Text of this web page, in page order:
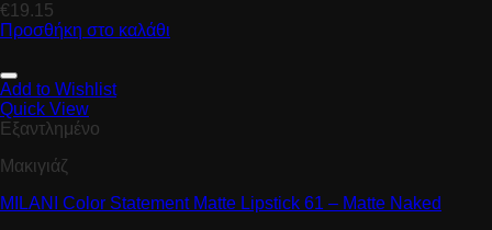
€19.15
Προσθήκη στο καλάθι
Add to Wishlist
Quick View
Εξαντλημένο
Μακιγιάζ
MILANI Color Statement Matte Lipstick 61 – Matte Naked